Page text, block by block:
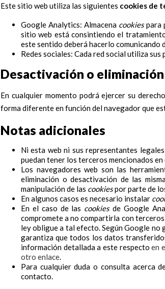
Este sitio web utiliza las siguientes cookies de
Google Analytics: Almacena cookiespara
sitio web está consintiendo el
este sentido deberá hacerlo comunicando
Redes sociales: Cada red social utiliza sus
Desactivación o
En cualquier momento podrá ejercer su
forma diferente en función del navegador que
Notas adicionales
Ni esta web ni sus representantes
puedan tener los terceros mencionados
Los navegadores web son las
eliminación o desactivación de las
manipulación de las cookiespor parte de
En algunos casos es necesario instalar
En el caso de las cookiesde Google
compromete a no compartirla con
ley obligue a tal efecto. Según Google no
garantiza que todos los datos
información detallada a este respectoen
otro enlace.
Para cualquier duda o consulta acerca
contacto.